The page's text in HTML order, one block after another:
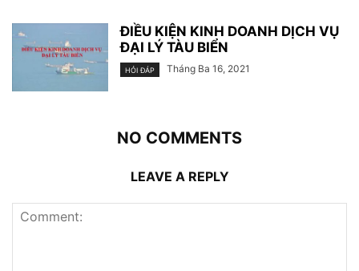
ĐIỀU KIỆN KINH DOANH DỊCH VỤ
ĐẠI LÝ TÀU BIỂN
HỎI ĐÁP Tháng Ba 16, 2021
NO COMMENTS
LEAVE A REPLY